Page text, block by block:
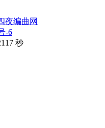
夜编曲网
-6
秒